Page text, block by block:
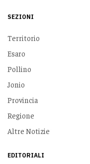
SEZIONI
Territorio
Esaro
Pollino
Jonio
Provincia
Regione
Altre Notizie
EDITORIALI